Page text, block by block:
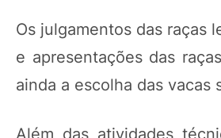
Os julgamentos das raças
e apresentações das
ainda a escolha das vacas
Além das atividades